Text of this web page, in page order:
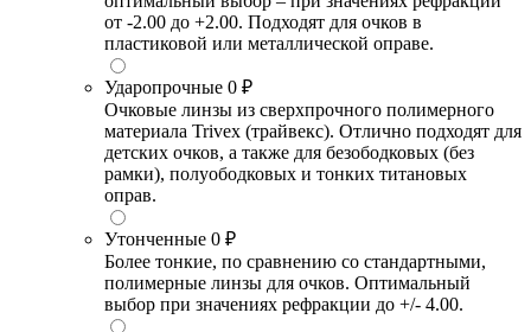
от -2.00 до +2.00. Подходят для очков в
пластиковой или металлической оправе.
Ударопрочные 0 ₽
Очковые линзы из сверхпрочного полимерного
материала Trivex (трайвекс). Отлично подходят для
детских очков, а также для безободковых (без
рамки), полуободковых и тонких титановых
оправ.
Утонченные 0 ₽
Более тонкие, по сравнению со стандартными,
полимерные линзы для очков. Оптимальный
выбор при значениях рефракции до +/- 4.00.